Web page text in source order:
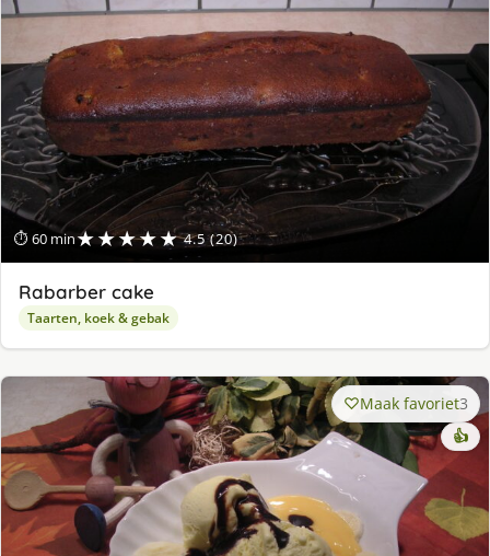
⏱ 60 min★★★★★ 4.5 (20)
Rabarber cake
Taarten, koek & gebak
Maak favoriet3
👍